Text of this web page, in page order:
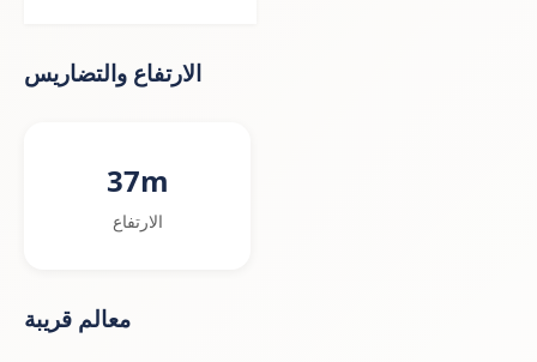
الارتفاع والتضاريس
37m
الارتفاع
معالم قريبة